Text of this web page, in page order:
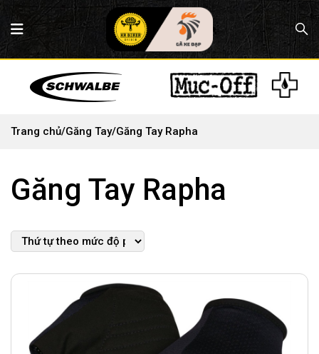
Trang chủ/Găng Tay/Găng Tay Rapha
Găng Tay Rapha